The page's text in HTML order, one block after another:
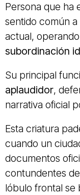
Persona que ha
sentido común
actual,
subordinación
Su principal
aplaudidor,
narrativa oficial
Esta criatura
cuando un
documentos
contundentes
lóbulo frontal se